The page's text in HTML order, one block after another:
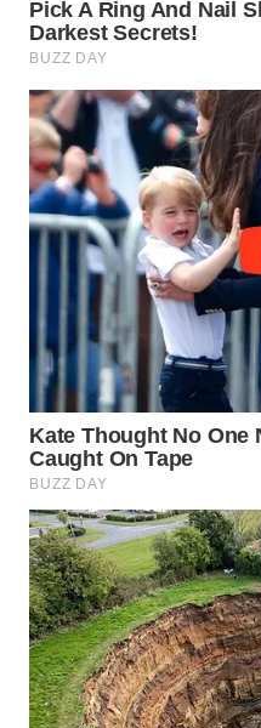
BINTAN
MANDALIKA
WN
LIKUPANG
WN
LABUANBAJO
WN
BORNEO
Wahana
Media
Group
WAHANA
NEWS
WAHANA
TANI
WAHANA